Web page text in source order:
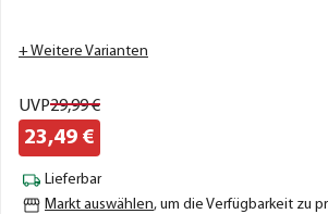
+ Weitere Varianten
UVP29,99€
23,49 €
Lieferbar
Markt auswählen, um die Verfügbarkeit zu